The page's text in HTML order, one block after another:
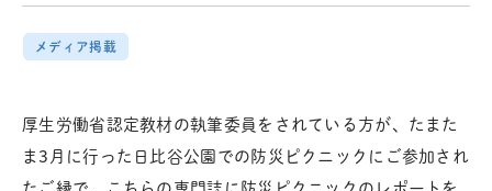
講座のご依頼 取材お申し込み
お問い合わせ
メディア掲載
厚生労働省認定教材の執筆委員をされている方が、たまた
ま3月に行った日比谷公園での防災ピクニックにご参加され